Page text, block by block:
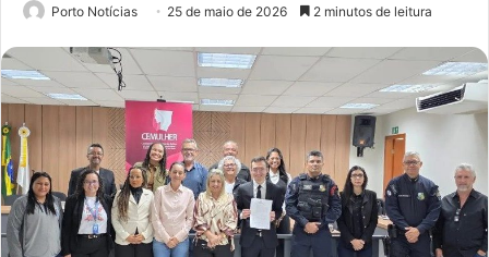
Porto Notícias 25 de maio de 2026 2 minutos de leitura